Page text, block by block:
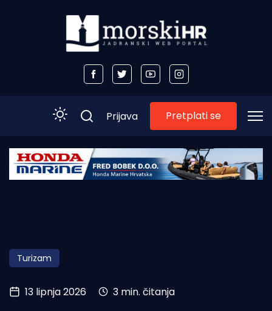
Početna
Obala
Otoci
Turizam i nautika
Prijava Pretplati se
Turizam
13 lipnja 2026 3 min. čitanja